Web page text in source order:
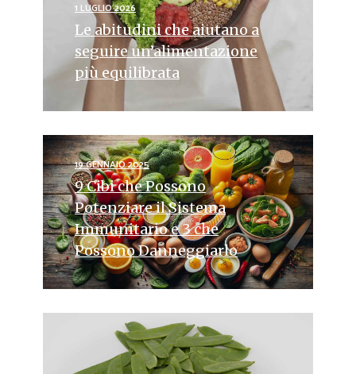
1 LUGLIO 2026
Le abitudini che aiutano a
seguire un’alimentazione
più equilibrata
19 GENNAIO 2025
9 Cibi che Possono
Potenziare il Sistema
Immunitario e 3 che
Possono Danneggiarlo